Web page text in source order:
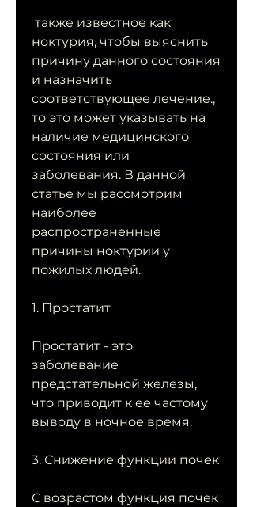
ноктурия, чтобы выяснить
причину данного состояния
и назначить
соответствующее лечение.,
то это может указывать на
наличие медицинского
состояния или
заболевания. В данной
статье мы рассмотрим
наиболее
распространенные
причины ноктурии у
пожилых людей.
1. Простатит
Простатит - это
заболевание
предстательной железы,
что приводит к ее частому
выводу в ночное время.
3. Снижение функции почек
С возрастом функция почек